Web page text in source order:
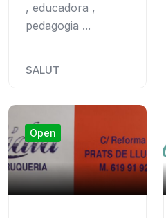
, educadora ,
pedagogia ...
SALUT
Open